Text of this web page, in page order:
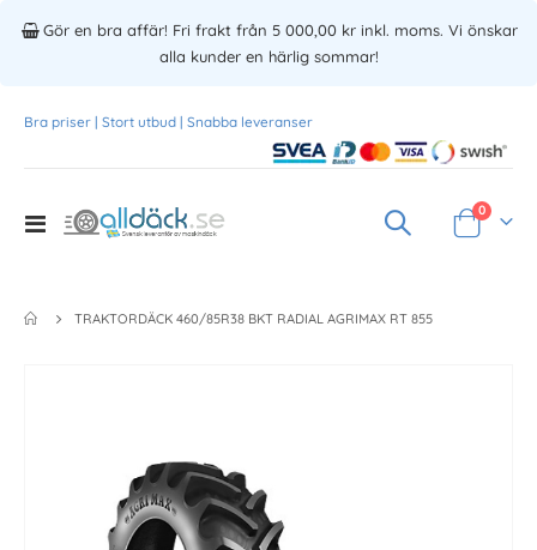
Gör en bra affär! Fri frakt från 5 000,00 kr inkl. moms. Vi önskar
alla kunder en härlig sommar!
Bra priser | Stort utbud | Snabba leveranser
Toggle
Varukorg
0
TRAKTORDÄCK 460/85R38 BKT RADIAL AGRIMAX RT 855